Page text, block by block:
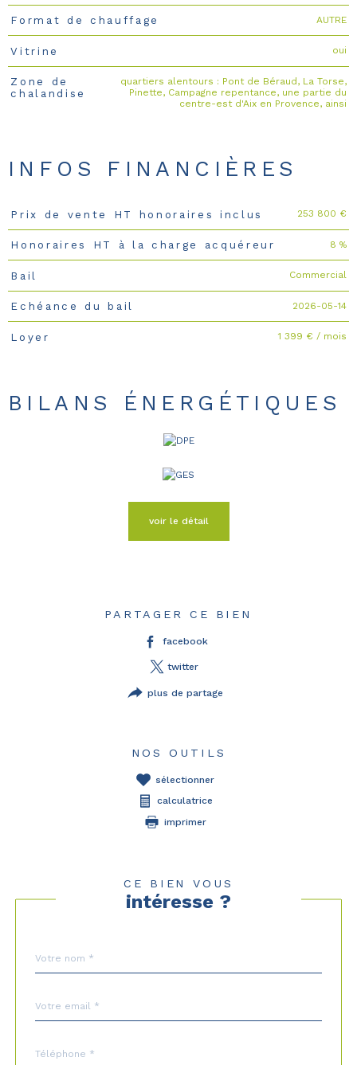
Format de chauffage AUTRE
Vitrine oui
Zone de
chalandise
quartiers alentours : Pont de Béraud, La Torse,
Pinette, Campagne repentance, une partie du
centre-est d'Aix en Provence, ainsi
INFOS FINANCIÈRES
Caractéristiques Valeurs
Prix de vente HT honoraires inclus 253 800 €
Honoraires HT à la charge acquéreur 8 %
Bail Commercial
Echéance du bail 2026-05-14
Loyer 1 399 € / mois
BILANS ÉNERGÉTIQUES
voir le détail
PARTAGER CE BIEN
facebook
twitter
plus de partage
NOS OUTILS
sélectionner
calculatrice
imprimer
CE BIEN VOUS
intéresse ?
*
*
*